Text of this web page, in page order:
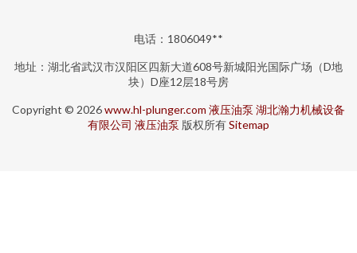
电话：1806049**
地址：湖北省武汉市汉阳区四新大道608号新城阳光国际广场（D地
块）D座12层18号房
Copyright © 2026www.hl-plunger.com 液压油泵 湖北瀚力机械设备
有限公司 液压油泵 版权所有Sitemap